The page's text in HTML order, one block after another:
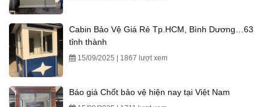
Cabin Bảo Vệ Giá Rẻ Tp.HCM, Bình Dương…63
tỉnh thành
15/09/2025 | 1867 lượt xem
Báo giá Chốt bảo vệ hiện nay tại Việt Nam